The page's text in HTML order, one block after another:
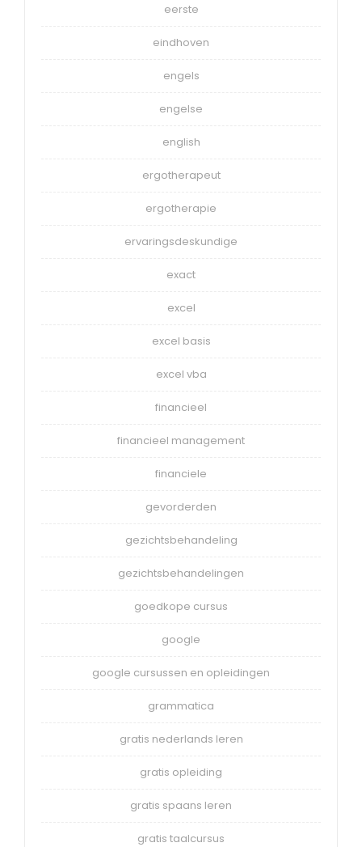
eerste
eindhoven
engels
engelse
english
ergotherapeut
ergotherapie
ervaringsdeskundige
exact
excel
excel basis
excel vba
financieel
financieel management
financiele
gevorderden
gezichtsbehandeling
gezichtsbehandelingen
goedkope cursus
google
google cursussen en opleidingen
grammatica
gratis nederlands leren
gratis opleiding
gratis spaans leren
gratis taalcursus